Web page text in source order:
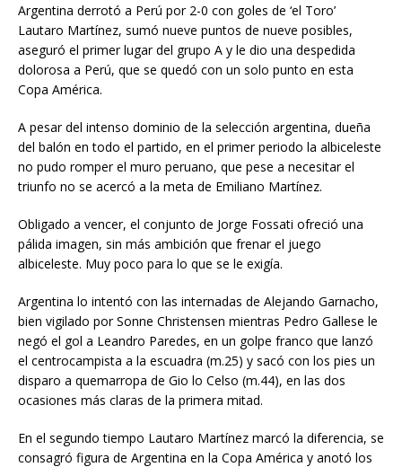
Argentina derrotó a Perú por 2-0 con goles de ‘el Toro’
Lautaro Martínez, sumó nueve puntos de nueve posibles,
aseguró el primer lugar del grupo A y le dio una despedida
dolorosa a Perú, que se quedó con un solo punto en esta
Copa América.
A pesar del intenso dominio de la selección argentina, dueña
del balón en todo el partido, en el primer periodo la albiceleste
no pudo romper el muro peruano, que pese a necesitar el
triunfo no se acercó a la meta de Emiliano Martínez.
Obligado a vencer, el conjunto de Jorge Fossati ofreció una
pálida imagen, sin más ambición que frenar el juego
albiceleste. Muy poco para lo que se le exigía.
Argentina lo intentó con las internadas de Alejando Garnacho,
bien vigilado por Sonne Christensen mientras Pedro Gallese le
negó el gol a Leandro Paredes, en un golpe franco que lanzó
el centrocampista a la escuadra (m.25) y sacó con los pies un
disparo a quemarropa de Gio lo Celso (m.44), en las dos
ocasiones más claras de la primera mitad.
En el segundo tiempo Lautaro Martínez marcó la diferencia, se
consagró figura de Argentina en la Copa América y anotó los